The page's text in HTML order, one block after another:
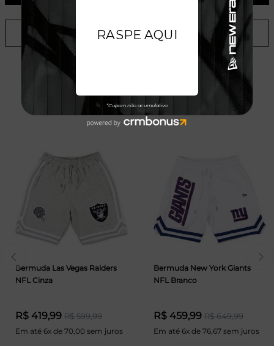
ADICIONAR A LISTA DE DESEJOS
TALVEZ VOCÊ GOSTE
Bermuda Las Vegas Raiders
NFL Cinza
R$ 419,99 R$ 599,99
Em até 6x de 70,00 sem juros
Bermuda New York Giants
NFL Branco
R$ 459,99 R$ 649,99
Em até 6x de 76,67 sem juros